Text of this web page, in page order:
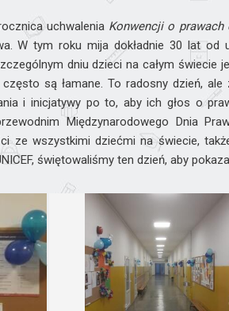
uchwalenia Konwencji o prawach
W tym roku mija dokładnie 30 lat od
dniu dzieci na całym świecie
są łamane. To radosny dzień,
i inicjatywy po to, aby ich głos o
Międzynarodowego Dnia
ze wszystkimi dziećmi na świecie,
świętowaliśmy ten dzień, aby